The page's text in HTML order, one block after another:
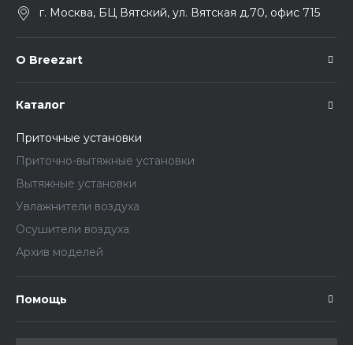
г. Москва, БЦ Вятский, ул. Вятская д.70, офис 715
О Breezart
Каталог
Приточные установки
Приточно-вытяжные установки
Вытяжные установки
Увлажнители воздуха
Осушители воздуха
Архив моделей
Помощь